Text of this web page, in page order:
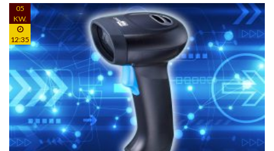
05
KW.
12:35